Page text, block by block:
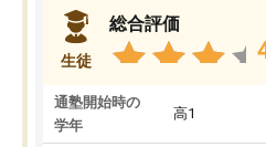
生徒
総合評価
通塾開始時の
学年
高1